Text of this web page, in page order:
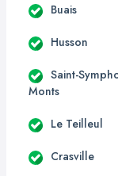
Buais
Husson
Saint-
Monts
Le Teilleul
Crasville